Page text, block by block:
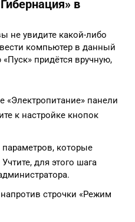
в
не увидите какой-либо
компьютер в данный
придётся вручную,
«Электропитание» панели
к настройке кнопок
параметров, которые
для этого шага
строчки «Режим